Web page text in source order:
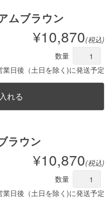
ムブラウン
¥10,870(税込)
数量
日後（土日を除く)に発送予定
ラウン
¥10,870(税込)
数量
日後（土日を除く)に発送予定